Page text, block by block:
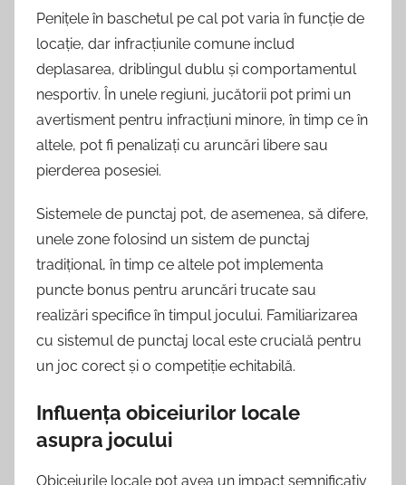
Penițele în baschetul pe cal pot varia în funcție de
locație, dar infracțiunile comune includ
deplasarea, driblingul dublu și comportamentul
nesportiv. În unele regiuni, jucătorii pot primi un
avertisment pentru infracțiuni minore, în timp ce în
altele, pot fi penalizați cu aruncări libere sau
pierderea posesiei.
Sistemele de punctaj pot, de asemenea, să difere,
unele zone folosind un sistem de punctaj
tradițional, în timp ce altele pot implementa
puncte bonus pentru aruncări trucate sau
realizări specifice în timpul jocului. Familiarizarea
cu sistemul de punctaj local este crucială pentru
un joc corect și o competiție echitabilă.
Influența obiceiurilor locale
asupra jocului
Obiceiurile locale pot avea un impact semnificativ